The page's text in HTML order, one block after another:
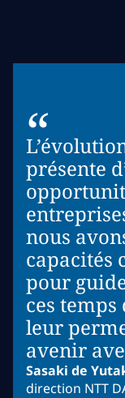
“
présente
nous
capacités
pour
ces
leur
avenir
Sasaki de
direction NTT